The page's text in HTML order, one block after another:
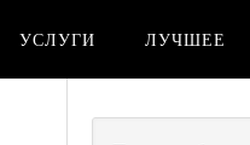
УСЛУГИ ЛУЧШЕЕ